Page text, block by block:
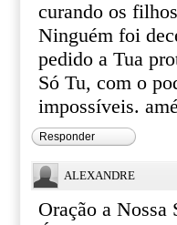
curando os
Ninguém foi
pedido a Tua
Só Tu, com o
impossíveis.
Responder
ALEXANDRE
Oração a Nossa